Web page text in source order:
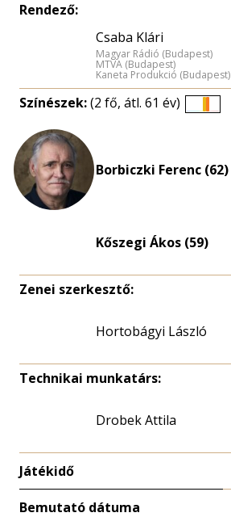
Rendező:
Csaba Klári
Magyar Rádió (Budapest)
MTVA (Budapest)
Kaneta Produkció (Budapest)
Színészek:(2 fő, átl. 61 év)
Borbiczki Ferenc (62)
Kőszegi Ákos (59)
Zenei szerkesztő:
Hortobágyi László
Technikai munkatárs:
Drobek Attila
Játékidő
Bemutató dátuma